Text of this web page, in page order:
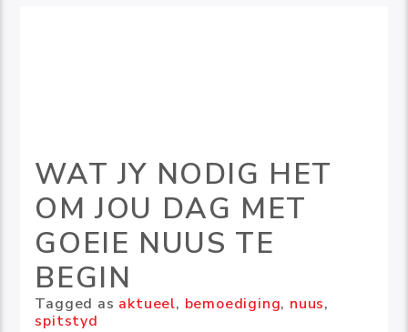
WAT JY NODIG HET
OM JOU DAG MET
GOEIE NUUS TE
BEGIN
Tagged as aktueel, bemoediging, nuus,
spitstyd